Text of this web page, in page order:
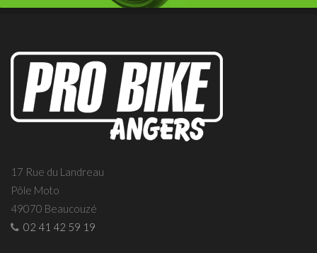
17 Rue du Landreau
Pôle Moto
49070 Beaucouzé
02 41 42 59 19